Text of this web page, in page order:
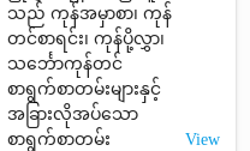
သည် ကုန်အမှာစာ၊ ကုန်
တင်စာရင်း၊ ကုန်ပို့လွှာ၊
သင်္ဘောကုန်တင်
စာရွက်စာတမ်းများနှင့်
အခြားလိုအပ်သော
စာရွက်စာတမ်း
View